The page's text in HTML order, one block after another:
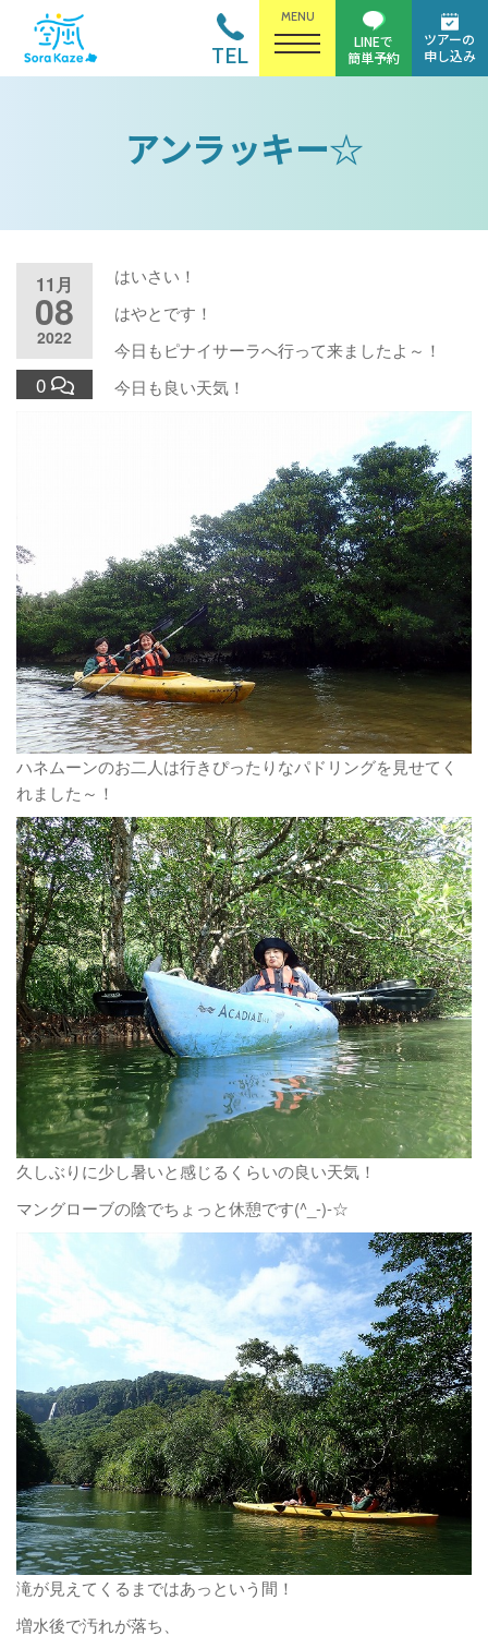
MENU
TEL
ツアーの
申し込み
LINEで
簡単予約
アンラッキー☆
11月
08
2022
0
はいさい！
はやとです！
今日もピナイサーラへ行って来ましたよ～！
今日も良い天気！
ハネムーンのお二人は行きぴったりなパドリングを見せてく
れました～！
久しぶりに少し暑いと感じるくらいの良い天気！
マングローブの陰でちょっと休憩です(^_-)-☆
滝が見えてくるまではあっという間！
増水後で汚れが落ち、